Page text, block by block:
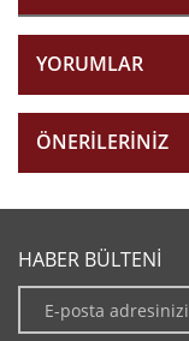
YORUMLAR
ÖNERILERINIZ
HABER BÜLTENİ